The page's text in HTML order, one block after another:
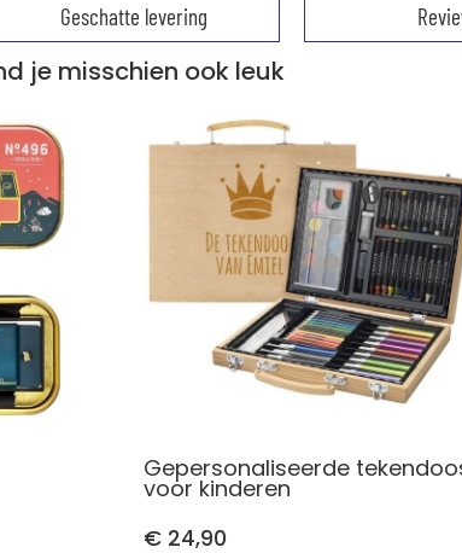
Geschatte levering
je misschien ook leuk
Gepersonaliseerde
voor kinderen
€ 24,90